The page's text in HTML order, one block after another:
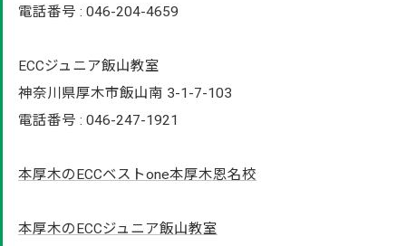
電話番号 : 046-204-4659
ECCジュニア飯山教室
神奈川県厚木市飯山南 3-1-7-103
電話番号 : 046-247-1921
本厚木のECCベストone本厚木恩名校
本厚木のECCジュニア飯山教室